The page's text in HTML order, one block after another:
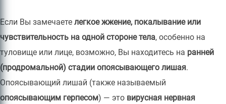
Если Вы замечаете легкое жжение, покалывание или
чувствительность на одной стороне тела, особенно на
туловище или лице, возможно, Вы находитесь на ранней
(продромальной) стадии опоясывающего лишая.
Опоясывающий лишай (также называемый
опоясывающим герпесом) — это вирусная нервная